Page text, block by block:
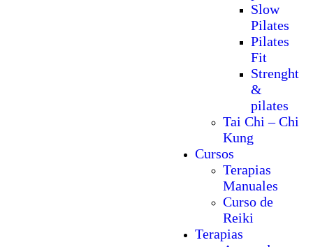
Slow
Pilates
Pilates
Fit
Strenght
&
pilates
Tai Chi – Chi
Kung
Cursos
Terapias
Manuales
Curso de
Reiki
Terapias